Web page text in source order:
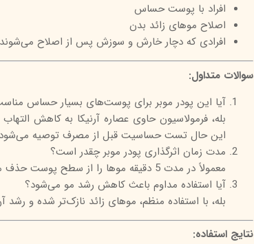
افراد با پوست حساس
اصلاح موهای زائد بدن
افرادی که دچار خارش و سوزش پس از اصلاح می‌شوند
سوالات متداول:
آیا این پودر موبر برای پوست‌های بسیار حساس
بله، فرمولاسیون حاوی عصاره آرنیکا به کاهش
این حال تست حساسیت قبل از مصرف توصیه
مدت زمان اثرگذاری پودر موبر چقدر است؟
معمولاً در مدت 5 دقیقه موها را از سطح پوست حذف می‌کند.
آیا استفاده مداوم باعث کاهش رشد مو می‌شود؟
بله، با استفاده منظم، موهای زائد نازک‌تر شده و
نتایج استفاده: